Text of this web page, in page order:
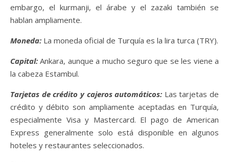
embargo, el kurmanji, el árabe y el zazaki también se
hablan ampliamente.
Moneda: La moneda oficial de Turquía es la lira turca (TRY).
Capital: Ankara, aunque a mucho seguro que se les viene a
la cabeza Estambul.
Tarjetas de crédito y cajeros automáticos: Las tarjetas de
crédito y débito son ampliamente aceptadas en Turquía,
especialmente Visa y Mastercard. El pago de American
Express generalmente solo está disponible en algunos
hoteles y restaurantes seleccionados.